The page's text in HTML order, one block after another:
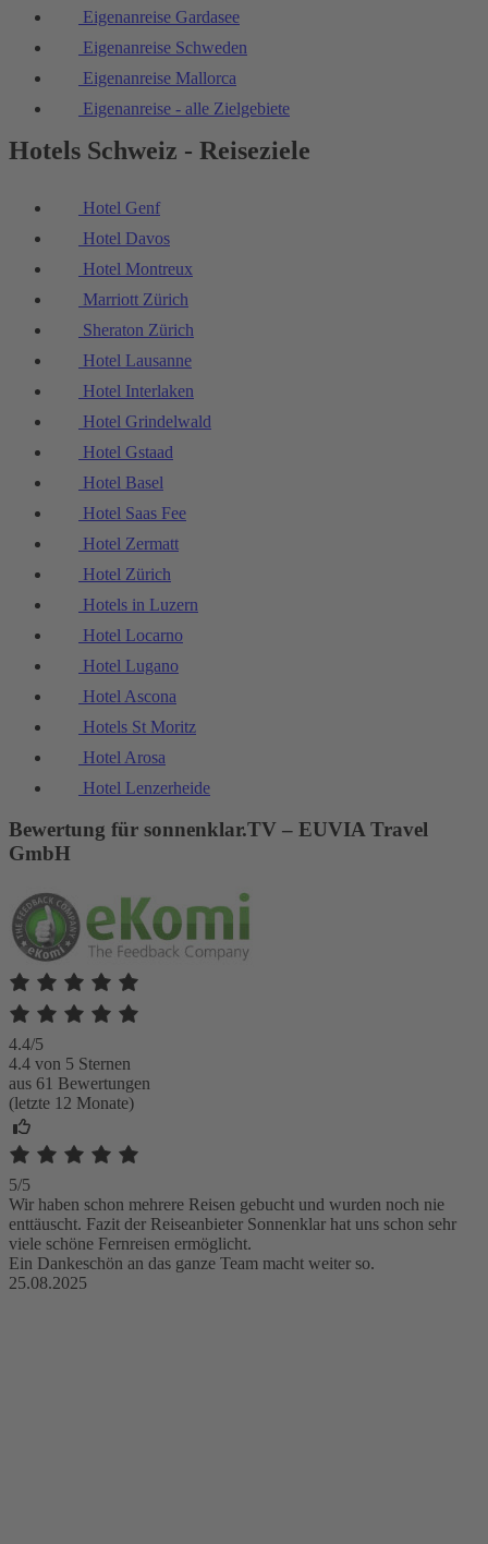
Eigenanreise Gardasee
Eigenanreise Schweden
Eigenanreise Mallorca
Eigenanreise - alle Zielgebiete
Hotels Schweiz - Reiseziele
Hotel Genf
Hotel Davos
Hotel Montreux
Marriott Zürich
Sheraton Zürich
Hotel Lausanne
Hotel Interlaken
Hotel Grindelwald
Hotel Gstaad
Hotel Basel
Hotel Saas Fee
Hotel Zermatt
Hotel Zürich
Hotels in Luzern
Hotel Locarno
Hotel Lugano
Hotel Ascona
Hotels St Moritz
Hotel Arosa
Hotel Lenzerheide
Bewertung für sonnenklar.TV – EUVIA Travel
GmbH
4.4/5
4.4 von 5 Sternen
aus 61 Bewertungen
(letzte 12 Monate)
5/5
Wir haben schon mehrere Reisen gebucht und wurden noch nie
enttäuscht. Fazit der Reiseanbieter Sonnenklar hat uns schon sehr
viele schöne Fernreisen ermöglicht.
Ein Dankeschön an das ganze Team macht weiter so.
25.08.2025